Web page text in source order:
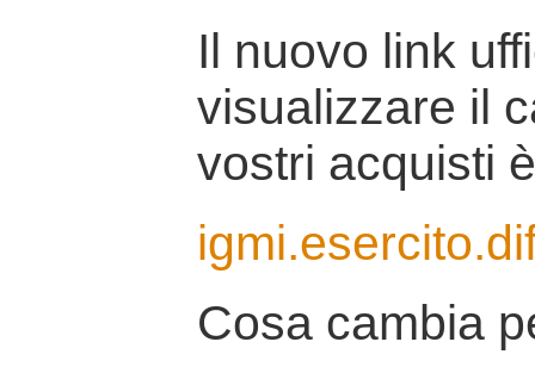
Il nuovo link
visualizzare il
vostri acquisti
Cosa cambia